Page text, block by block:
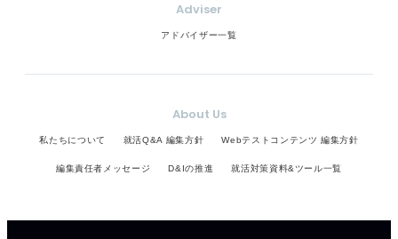
Adviser
アドバイザー一覧
About Us
私たちについて 就活Q&A 編集方針 Webテストコンテンツ 編集方針
編集責任者メッセージ D&Iの推進 就活対策資料&ツール一覧